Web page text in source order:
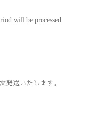
will be processed
発送いたします。